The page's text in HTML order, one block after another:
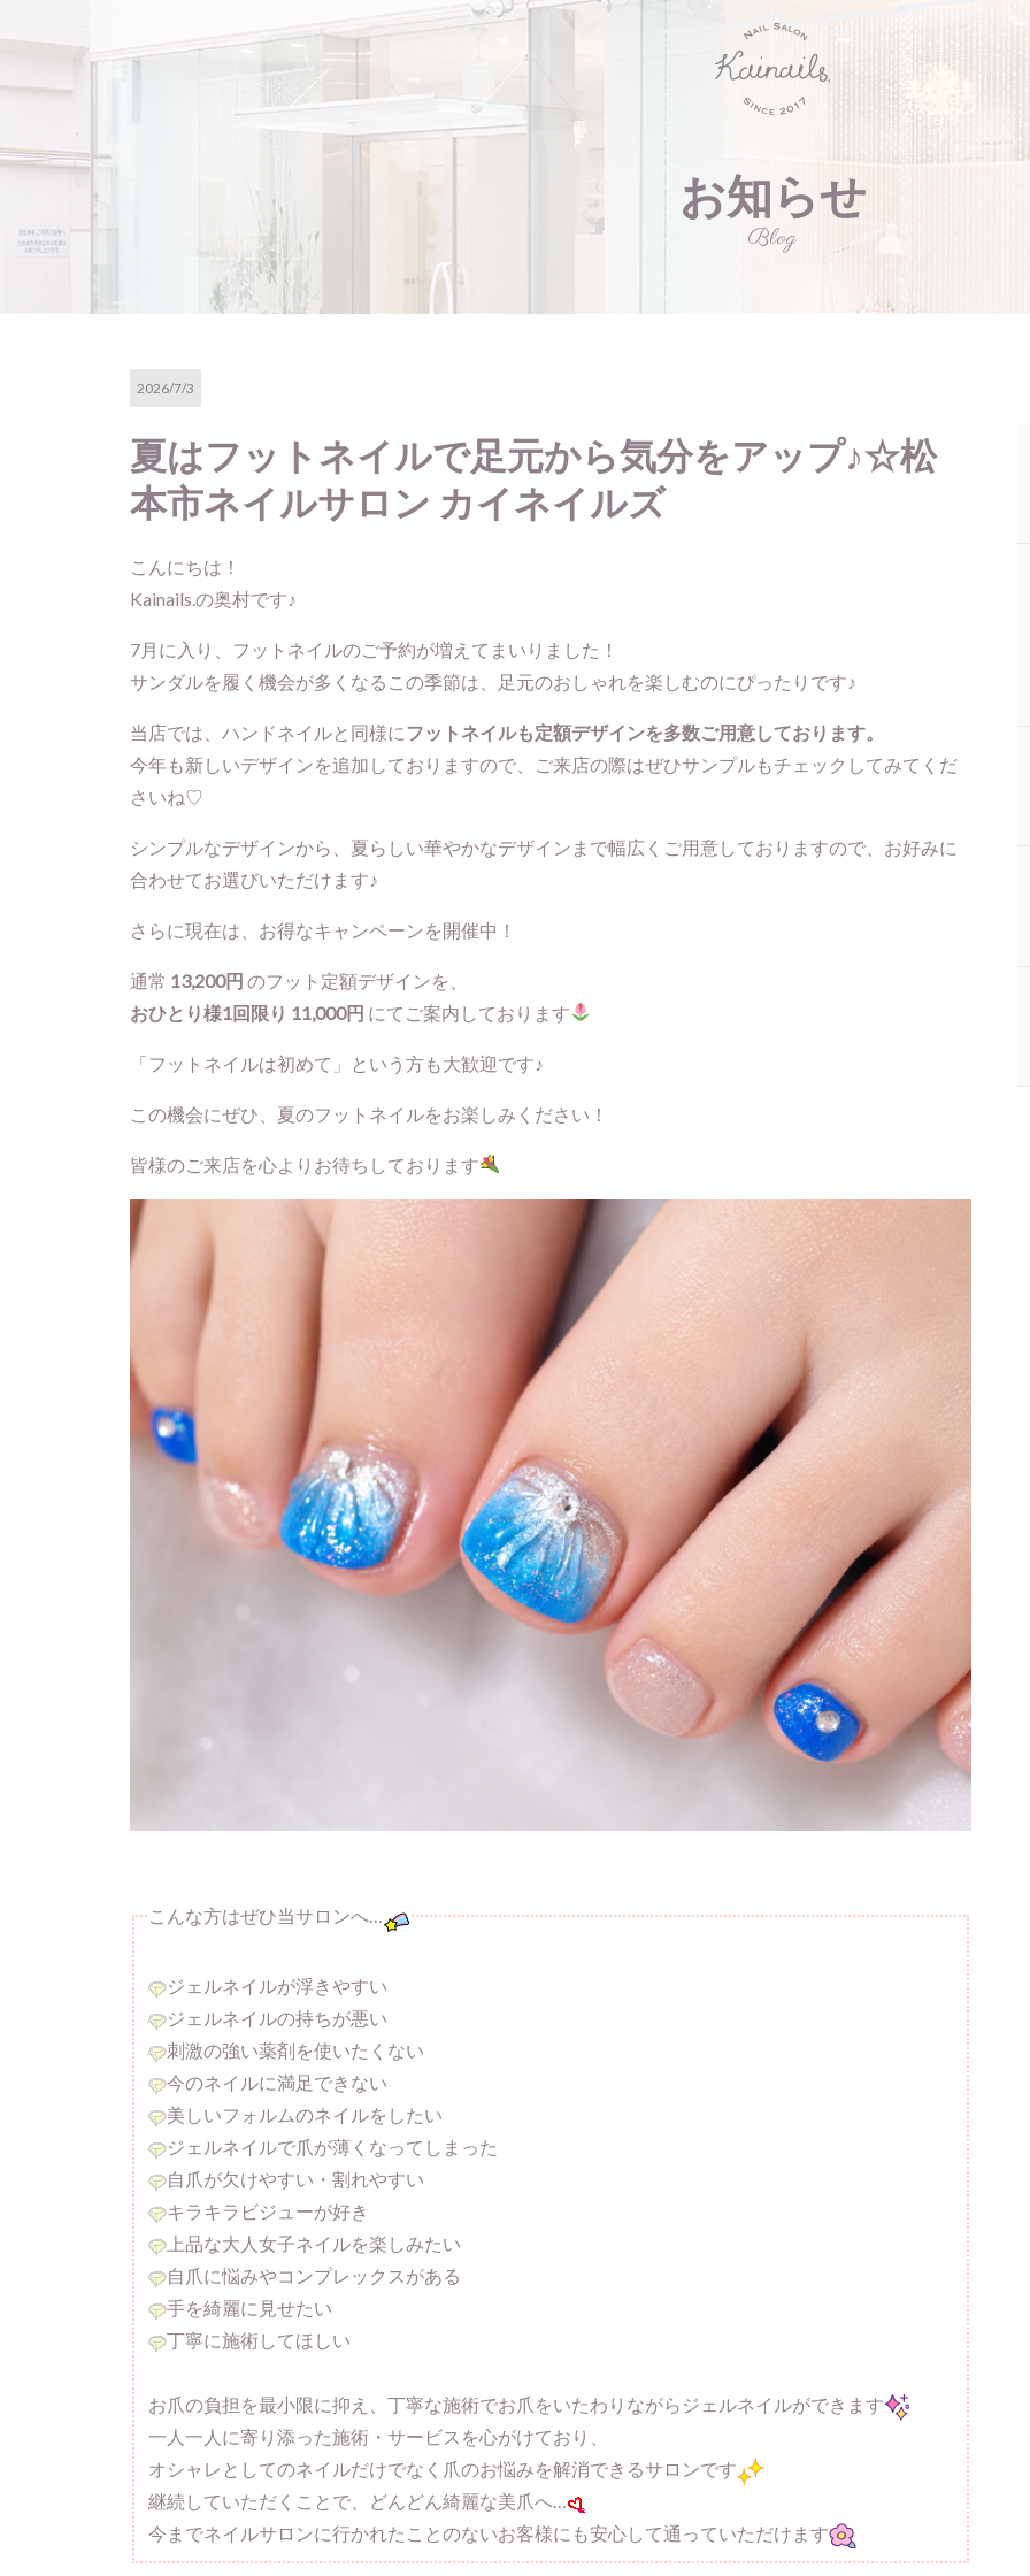
お知らせ
Blog
2026/7/3
夏はフットネイルで足元から気分をアップ♪☆松
本市ネイルサロン カイネイルズ
こんにちは！
Kainails.の奥村です♪
7月に入り、フットネイルのご予約が増えてまいりました！
サンダルを履く機会が多くなるこの季節は、足元のおしゃれを楽しむのにぴったりです♪
当店では、ハンドネイルと同様にフットネイルも定額デザインを多数ご用意しております。
今年も新しいデザインを追加しておりますので、ご来店の際はぜひサンプルもチェックしてみてくだ
さいね♡
シンプルなデザインから、夏らしい華やかなデザインまで幅広くご用意しておりますので、お好みに
合わせてお選びいただけます♪
さらに現在は、お得なキャンペーンを開催中！
通常 13,200円 のフット定額デザインを、
おひとり様1回限り 11,000円 にてご案内しております
「フットネイルは初めて」という方も大歓迎です♪
この機会にぜひ、夏のフットネイルをお楽しみください！
皆様のご来店を心よりお待ちしております
こんな方はぜひ当サロンへ…
ジェルネイルが浮きやすい
ジェルネイルの持ちが悪い
刺激の強い薬剤を使いたくない
今のネイルに満足できない
美しいフォルムのネイルをしたい
ジェルネイルで爪が薄くなってしまった
自爪が欠けやすい・割れやすい
キラキラビジューが好き
上品な大人女子ネイルを楽しみたい
自爪に悩みやコンプレックスがある
手を綺麗に見せたい
丁寧に施術してほしい
お爪の負担を最小限に抑え、丁寧な施術でお爪をいたわりながらジェルネイルができます
一人一人に寄り添った施術・サービスを心がけており、
オシャレとしてのネイルだけでなく爪のお悩みを解消できるサロンです
継続していただくことで、どんどん綺麗な美爪へ…
今までネイルサロンに行かれたことのないお客様にも安心して通っていただけます